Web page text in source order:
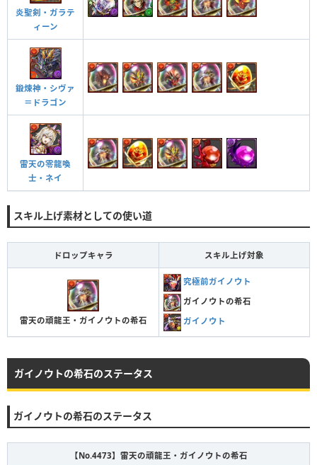
炎聖剣・ガラテ
ィーン
鍛煉神・シヴァ
＝ドラゴン
雷天の零龍喚
士・ネイ
スキル上げ素材としての使い道
ドロップキャラ スキル上げ対象
雷天の頑龍王・ガイノウトの希石
究極前ガイノウト
ガイノウトの希石
ガイノウト
ガイノウトの希石のステータス
ガイノウトの希石のステータス
【No.4473】雷天の頑龍王・ガイノウトの希石